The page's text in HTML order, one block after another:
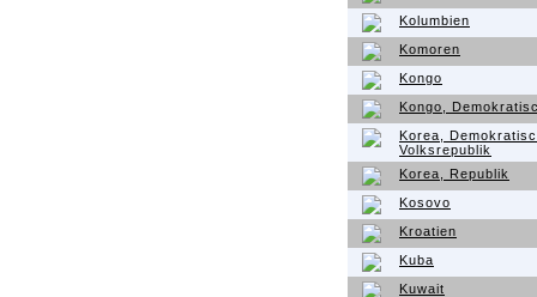
Kolumbien
Komoren
Kongo
Kongo,
Korea,
Volksrepublik
Korea, Republik
Kosovo
Kroatien
Kuba
Kuwait